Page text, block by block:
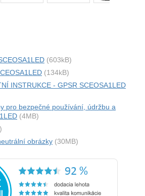
(603kB)
(134kB)
INSTRUKCE - GPSR SCEOSA1LED
pro bezpečné používání, údržbu a
(4MB)
obrázky (30MB)